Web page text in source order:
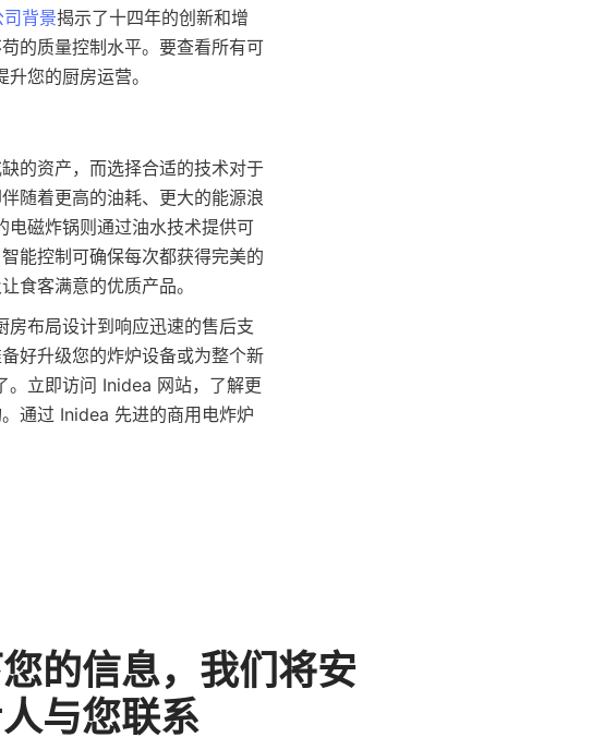
背景揭示了十四年的创新和增
的质量控制水平。要查看所有可
的资产，而选择合适的技术对于
随着更高的油耗、更大的能源浪
磁炸锅则通过油水技术提供可
能控制可确保每次都获得完美的
食客满意的优质产品。
布局设计到响应迅速的售后支
好升级您的炸炉设备或为整个新
。立即访问 Inidea 网站，了解更
通过 Inidea 先进的商用电炸炉
的信息，我们将安
与您联系